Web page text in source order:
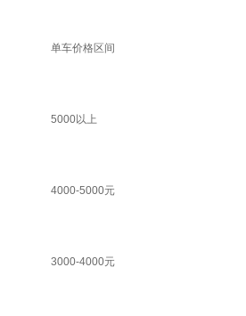
单车价格区间
5000以上
4000-5000元
3000-4000元